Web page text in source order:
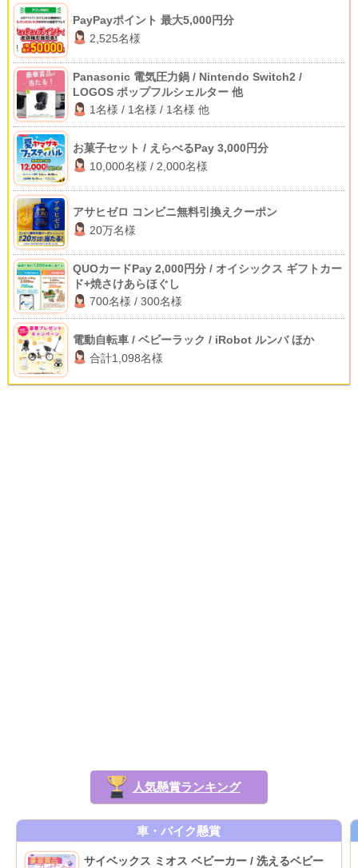
PayPayポイント 最大5,000円分
2,525名様
Panasonic 電気圧力鍋 / Nintendo Switch2 /
LOGOS ポップフルシェルター 他
1名様 / 1名様 / 1名様 他
お菓子セット / えらべるPay 3,000円分
10,000名様 / 2,000名様
アサヒゼロ コンビニ無料引換えクーポン
20万名様
QUOカードPay 2,000円分 / オイシックス ギフトカー
ド+焼さけあらほぐし
700名様 / 300名様
電動自転車 / ベビーラック / iRobot ルンバ ほか
合計1,098名様
人気懸賞ランキング
車・バイク懸賞
サイベックス ミオス ベビーカー / 洗えるベビー